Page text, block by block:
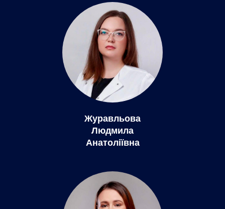
Журавльова
Людмила
Анатоліївна